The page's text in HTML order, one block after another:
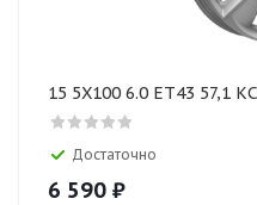
15 5X100 6.0 ET43 57,1
Достаточно
6 590 ₽